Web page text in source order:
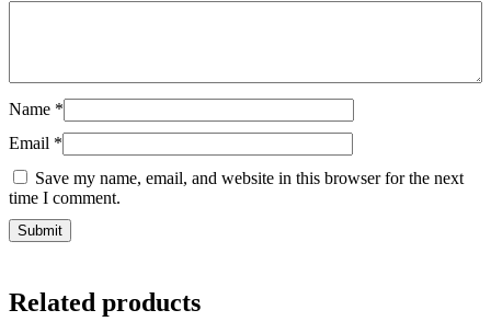
Name *
Email *
Save my name, email, and website in this browser for the next
time I comment.
Related products